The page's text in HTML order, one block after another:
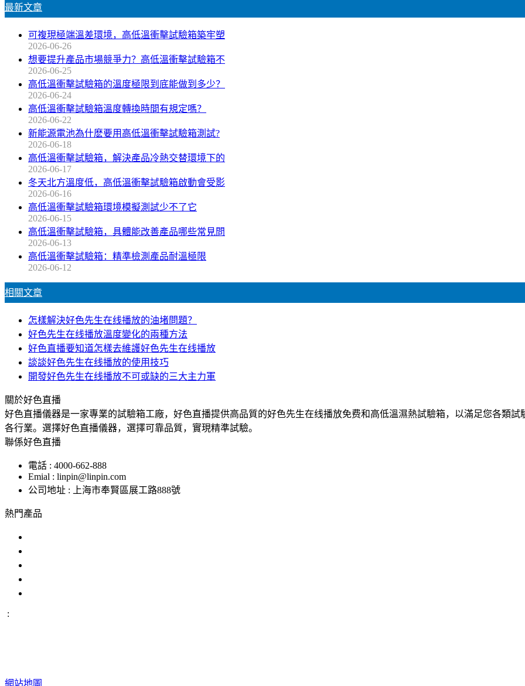
最新文章
可複現極端溫差環境，高低溫衝擊試驗箱築牢塑
2026-06-26
想要提升產品市場競爭力？高低溫衝擊試驗箱不
2026-06-25
高低溫衝擊試驗箱的溫度極限到底能做到多少？
2026-06-24
高低溫衝擊試驗箱溫度轉換時間有規定嗎？
2026-06-22
新能源電池為什麽要用高低溫衝擊試驗箱測試?
2026-06-18
高低溫衝擊試驗箱，解決產品冷熱交替環境下的
2026-06-17
冬天北方溫度低，高低溫衝擊試驗箱啟動會受影
2026-06-16
高低溫衝擊試驗箱環境模擬測試少不了它
2026-06-15
高低溫衝擊試驗箱，具體能改善產品哪些常見問
2026-06-13
高低溫衝擊試驗箱：精準檢測產品耐溫極限
2026-06-12
相關文章
怎樣解決好色先生在线播放的油堵問題？
好色先生在线播放溫度變化的兩種方法
好色直播要知道怎樣去維護好色先生在线播放
談談好色先生在线播放的使用技巧
開發好色先生在线播放不可或缺的三大主力軍
關於好色直播
好色直播儀器是一家專業的試驗箱工廠，好色直播提供高品質的好色先生在线播放免费和高低溫濕熱試驗箱，以滿足您各類
各行業。選擇好色直播儀器，選擇可靠品質，實現精準試驗。
聯係好色直播
電話 : 4000-662-888
Emial : linpin@linpin.com
公司地址 : 上海市奉賢區展工路888號
熱門產品
:
網站地圖